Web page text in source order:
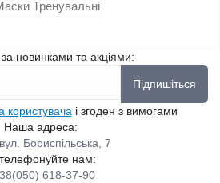
за новинками та акціями:
Підпишіться
користувача і згоден з вимогами
Наша адреса:
Бориспільська, 7
нам:
618-37-90